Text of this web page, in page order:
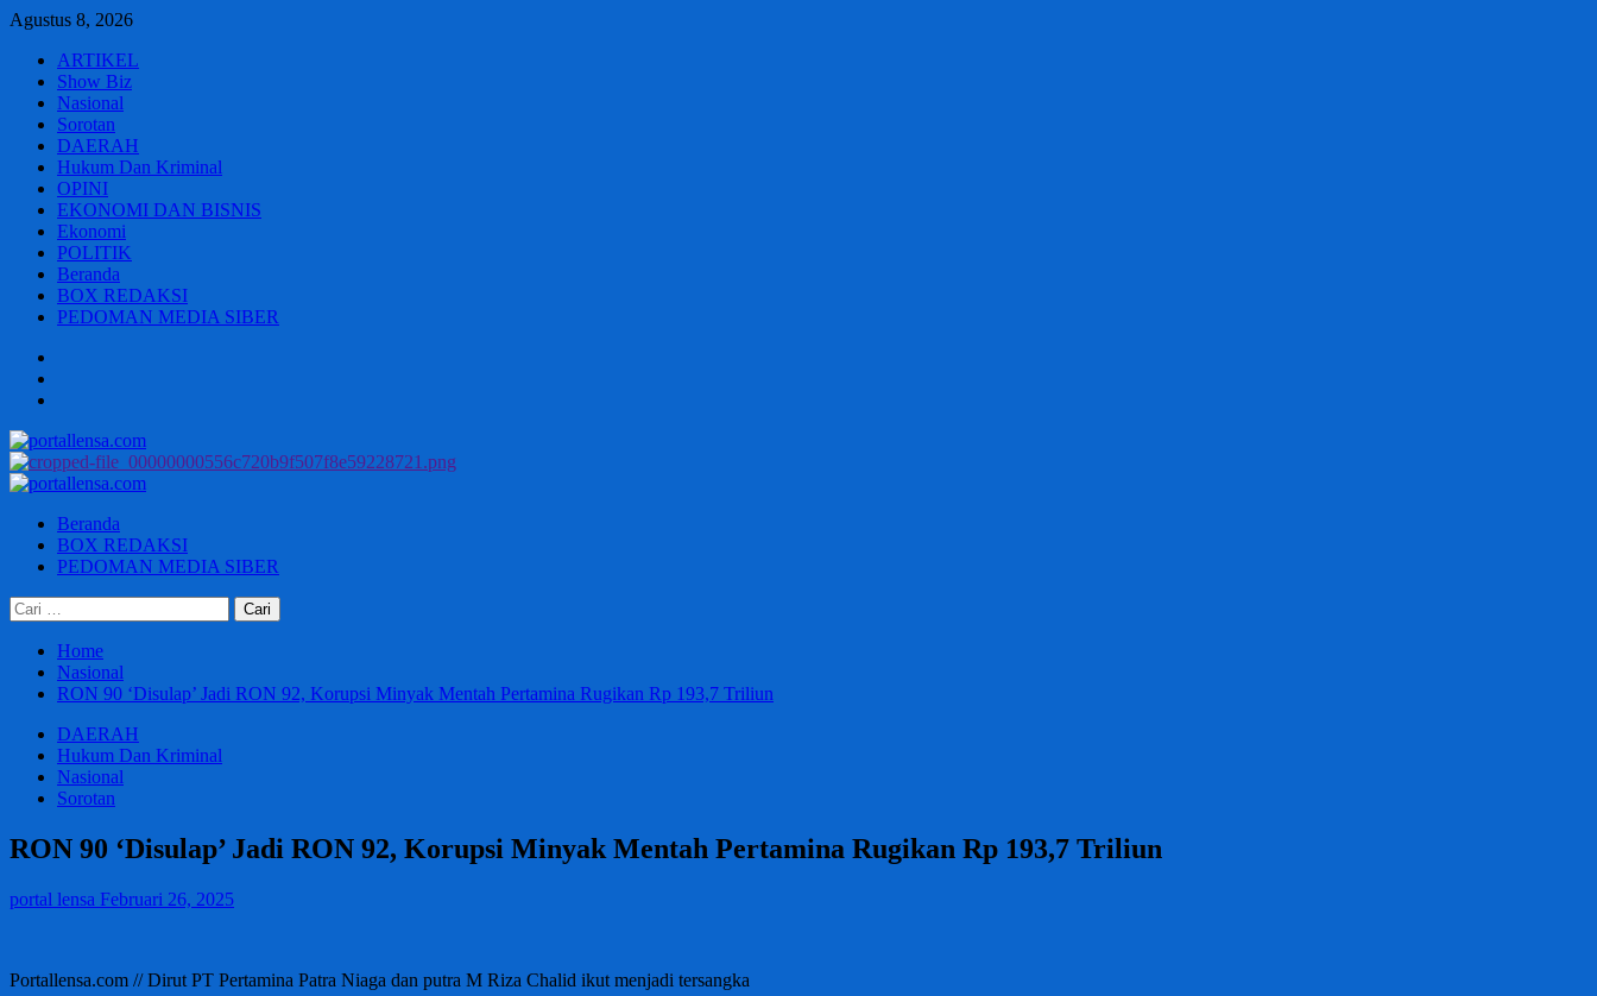
Skip
content
Agustus 8, 2026
ARTIKEL
Show Biz
Nasional
Sorotan
DAERAH
Hukum Dan Kriminal
OPINI
EKONOMI DAN BISNIS
Ekonomi
POLITIK
Beranda
BOX REDAKSI
PEDOMAN MEDIA SIBER
SIBER
Primary
Beranda
BOX REDAKSI
PEDOMAN MEDIA SIBER
Cari
untuk:
Home
Nasional
RON 90 ‘Disulap’ Jadi RON 92, Korupsi Minyak Mentah Pertamina Rugikan Rp 193,7 Triliun
DAERAH
Hukum Dan Kriminal
Nasional
Sorotan
RON 90 ‘Disulap’ Jadi RON 92, Korupsi Minyak Mentah Pertamina Rugikan Rp 193,7 Triliun
portal lensa Februari 26, 2025
Portallensa.com // Dirut PT Pertamina Patra Niaga dan putra M Riza Chalid ikut menjadi tersangka